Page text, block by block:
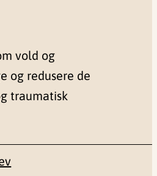
vold og
og redusere de
traumatisk